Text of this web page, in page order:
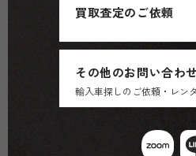
買取査定のご依頼
その他のお問い合わ
輸入車探しのご依頼・レン